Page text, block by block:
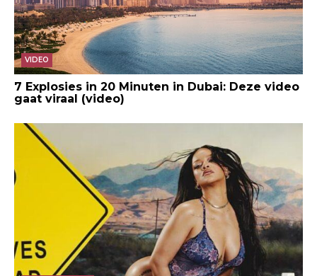
VIDEO
7 Explosies in 20 Minuten in Dubai: Deze video
gaat viraal (video)